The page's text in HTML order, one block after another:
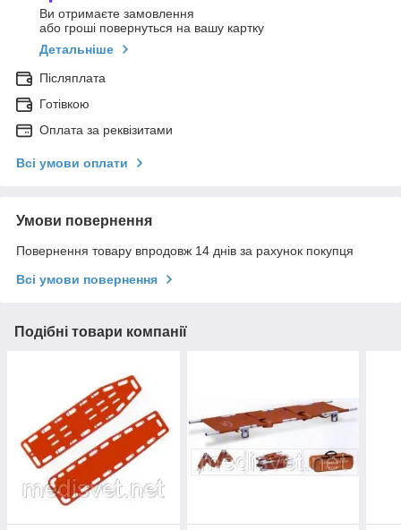
Ви отримаєте замовлення
або гроші повернуться на вашу картку
Детальніше
Післяплата
Готівкою
Оплата за реквізитами
Всі умови оплати
Умови повернення
Повернення товару впродовж 14 днів за рахунок покупця
Всі умови повернення
Подібні товари компанії